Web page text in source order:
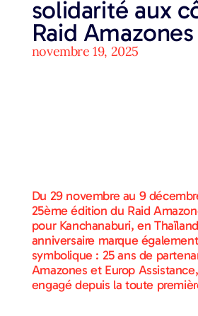
solidarité aux
Raid Amazones
novembre 19, 2025
Du 29 novembre au 9
25ème édition du Raid
pour Kanchanaburi, en
anniversaire marque
symbolique : 25 ans de
Amazones et Europ
engagé depuis la toute